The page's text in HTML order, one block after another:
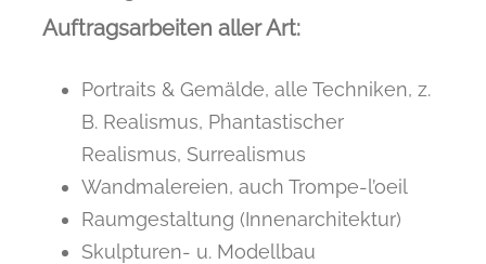
Auftragsarbeiten aller Art:
Portraits & Gemälde, alle Techniken, z.
B. Realismus, Phantastischer
Realismus, Surrealismus
Wandmalereien, auch Trompe-l’oeil
Raumgestaltung (Innenarchitektur)
Skulpturen- u. Modellbau